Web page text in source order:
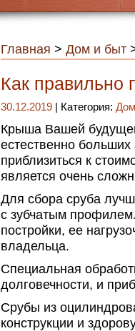
Главная > Дом и быт
Как правильно
30.12.2019 | Категория:
Крыша Вашей
естественно больших
приблизиться к
является очень
Для сбора сруба
с зубчатым
постройки, ее
владельца.
Специальная
долговечности, и
Срубы из
конструкции и